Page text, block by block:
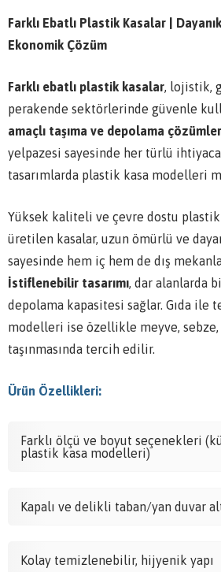
Farklı Ebatlı Plastik Kasalar |
Ekonomik Çözüm
Farklı ebatlı plastik kasalar, lojistik,
perakende sektörlerinde güvenle
amaçlı taşıma ve depolama
yelpazesi sayesinde her türlü
tasarımlarda plastik kasa modelleri
Yüksek kaliteli ve çevre dostu
üretilen kasalar, uzun ömürlü ve
sayesinde hem iç hem de dış
İstiflenebilir tasarımı, dar alanlarda
depolama kapasitesi sağlar. Gıda ile
modelleri ise özellikle meyve,
taşınmasında tercih edilir.
Ürün Özellikleri:
Farklı ölçü ve boyut seçenekleri
plastik kasa modelleri)
Kapalı ve delikli taban/yan duvar
Kolay temizlenebilir, hijyenik yapı